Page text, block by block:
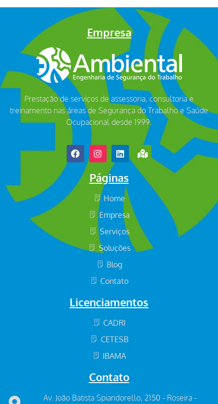
Empresa
Prestação de serviços de assessoria, consultoria e
treinamento nas áreas de Segurança do Trabalho e Saúde
Ocupacional desde 1999.
Páginas
Home
Empresa
Serviços
Soluções
Blog
Contato
Licenciamentos
CADRI
CETESB
IBAMA
Contato
Av. João Batista Spiandorello, 2150 - Roseira -